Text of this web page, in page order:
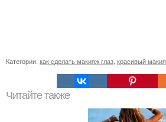
Категории: как сделать макияж глаз красивый
Читайте также